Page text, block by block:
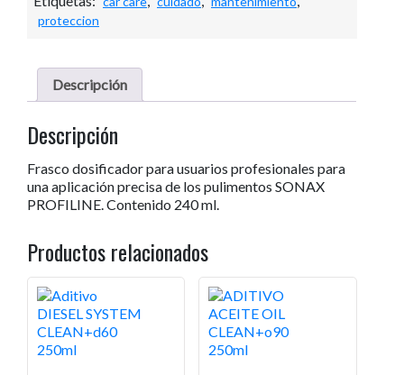
proteccion
Descripción
Descripción
Frasco dosificador para usuarios profesionales para
una aplicación precisa de los pulimentos SONAX
PROFILINE. Contenido 240 ml.
Productos relacionados